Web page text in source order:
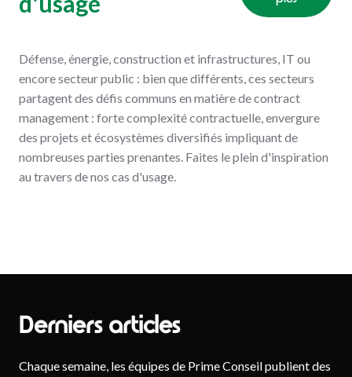
Défense, énergie, construction et infrastructures, IT ou
encore secteur public : bien que différents, ces secteurs
partagent des défis communs en matière de contract
management : forte complexité contractuelle, envergure
des projets et écosystèmes diversifiés impliquant de
nombreuses parties prenantes. Faites le plein d'inspiration
au travers de nos cas d'usage.
Derniers articles
Chaque semaine, les équipes de Prime Conseil publient des